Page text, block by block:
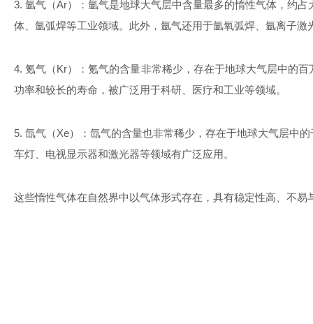
3. 氩气（Ar）：氩气是地球大气层中含量最多的惰性气体，约占
体、氩弧焊等工业领域。此外，氩气还用于氩氧弧焊、氩离子激
4.氪气（Kr）：氪气的含量非常稀少，存在于地球大气层中的
功率和较长的寿命，被广泛用于科研、医疗和工业等领域。
5.氙气（Xe）：氙气的含量也非常稀少，存在于地球大气层中
车灯、电视显示器和激光器等领域有广泛应用。
这些惰性气体在自然界中以气体形式存在，具有稳定性高、不